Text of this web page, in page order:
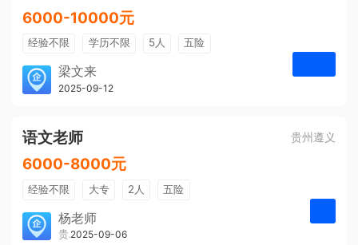
6000-10000元
经验不限 学历不限 5人
五险
免费培训
包住宿
梁文来
贵州璟琦物流有限公司
2025-09-12
语文老师 贵州遵义
6000-8000元
经验不限 大专 2人
五险
带薪年假
年终奖
免费培训
包住宿
杨老师
贵州大美前程文化发展有限公司
2025-09-06